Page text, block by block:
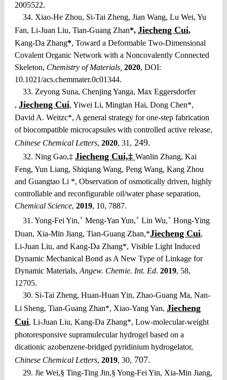
2005522.
34. Xiao-He Zhou, Si-Tai Zheng, Jian Wang, Lu Wei, Yu
Fan, Li-Juan Liu, Tian-Guang Zhan*, Jiecheng Cui,
Kang-Da Zhang*, Toward a Deformable Two-Dimensional
Covalent Organic Network with a Noncovalently Connected
Skeleton, Chemistry of Materials, 2020, DOI:
10.1021/acs.chemmater.0c01344.
33. Zeyong Suna, Chenjing Yanga, Max Eggersdorfer
, Jiecheng Cui, Yiwei Li, Mingtan Hai, Dong Chen*,
David A. Weitzc*, A general strategy for one-step fabrication
of biocompatible microcapsules with controlled active release,
Chinese Chemical Letters, 2020, 31, 249.
32. Ning Gao,‡ Jiecheng Cui,‡ Wanlin Zhang, Kai
Feng, Yun Liang, Shiqiang Wang, Peng Wang, Kang Zhou
and Guangtao Li *, Observation of osmotically driven, highly
controllable and reconfigurable oil/water phase separation,
Chemical Science, 2019, 10, 7887.
31. Yong-Fei Yin,+Meng-Yan Yun,+Lin Wu,+Hong-Ying
Duan, Xia-Min Jiang, Tian-Guang Zhan,*Jiecheng Cui,
Li-Juan Liu, and Kang-Da Zhang*, Visible Light Induced
Dynamic Mechanical Bond as A New Type of Linkage for
Dynamic Materials, Angew. Chemie. Int. Ed. 2019, 58,
12705.
30. Si-Tai Zheng, Huan-Huan Yin, Zhao-Guang Ma, Nan-
Li Sheng, Tian-Guang Zhan*, Xiao-Yang Yan, Jiecheng
Cui, Li-Juan Liu, Kang-Da Zhang*, Low-molecular-weight
photoresponsive supramulecular hydrogel based on a
dicationic azobenzene-bridged pyridinium hydrogelator,
Chinese Chemical Letters, 2019, 30, 707.
29. Jie Wei,§ Ting-Ting Jin,§ Yong-Fei Yin, Xia-Min Jiang,